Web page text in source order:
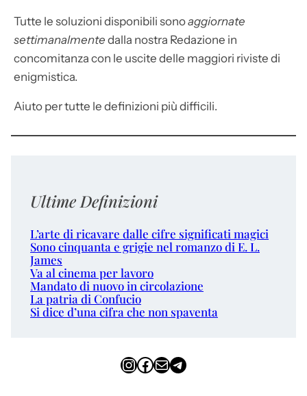
Tutte le soluzioni disponibili sonoaggiornate
settimanalmente dalla nostra Redazione in
concomitanza con le uscite delle maggiori riviste di
enigmistica.
Aiuto per tutte le definizioni più difficili.
Ultime Definizioni
L’arte di ricavare dalle cifre significati magici
Sono cinquanta e grigie nel romanzo di E. L.
James
Va al cinema per lavoro
Mandato di nuovo in circolazione
La patria di Confucio
Si dice d’una cifra che non spaventa
InstagramFacebook Email Telegram